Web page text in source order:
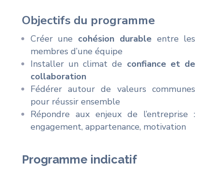
Objectifs du programme
Créer une cohésion durableentre les
membres d’une équipe
Installer un climat de confiance et de
collaboration
Fédérer autour de valeurs communes
pour réussir ensemble
Répondre aux enjeux de l’entreprise :
engagement, appartenance, motivation
Programme indicatif